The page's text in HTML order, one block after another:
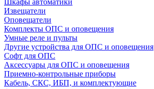
Шкафы автоматики
Извещатели
Оповещатели
Комплекты ОПС и оповещения
Умные реле и пульты
Другие устройства для ОПС и оповещения
Софт для ОПС
Аксессуары для ОПС и оповещения
Приемно-контрольные приборы
Кабель, СКС, ИБП, и комплектующие